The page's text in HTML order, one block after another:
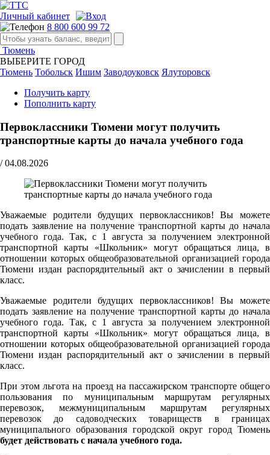
Личный кабинет
8 800 600 99 72
Тюмень
ВЫБЕРИТЕ ГОРОД
Тюмень Тобольск Ишим Заводоуковск Ялуторовск
Получить карту
Пополнить карту
Первоклассники Тюмени могут получить
транспортные карты до начала учебного года
/ 04.08.2026
Уважаемые родители будущих первоклассников! Вы можете
подать заявление на получение транспортной карты до начала
учебного года. Так, с 1 августа за получением электронной
транспортной карты «Школьник» могут обращаться лица, в
отношении которых общеобразовательной организацией города
Тюмени издан распорядительный акт о зачислении в первый
класс.
Уважаемые родители будущих первоклассников! Вы можете
подать заявление на получение транспортной карты до начала
учебного года. Так, с 1 августа за получением электронной
транспортной карты «Школьник» могут обращаться лица, в
отношении которых общеобразовательной организацией города
Тюмени издан распорядительный акт о зачислении в первый
класс.
При этом льгота на проезд на пассажирском транспорте общего
пользования по муниципальным маршрутам регулярных
перевозок, межмуниципальным маршрутам регулярных
перевозок до садоводческих товариществ в границах
муниципального образования городской округ город Тюмень
будет действовать с начала учебного года.